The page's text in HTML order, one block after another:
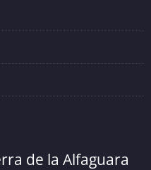
de la Alfaguara